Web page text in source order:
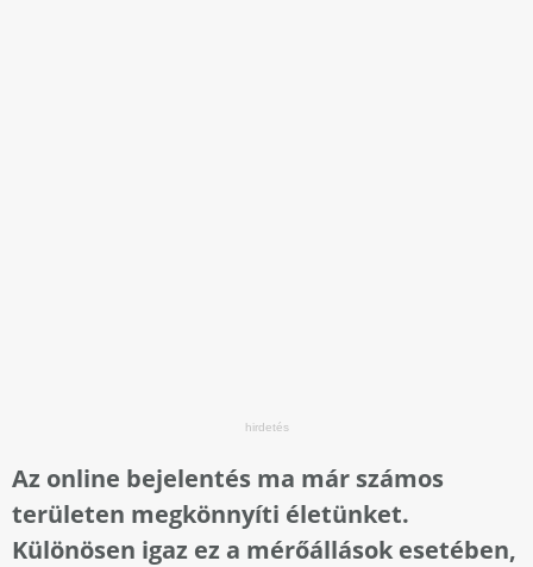
Az online bejelentés ma már számos
területen megkönnyíti életünket.
Különösen igaz ez a mérőállások esetében,